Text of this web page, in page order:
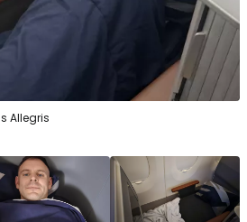
Allegris